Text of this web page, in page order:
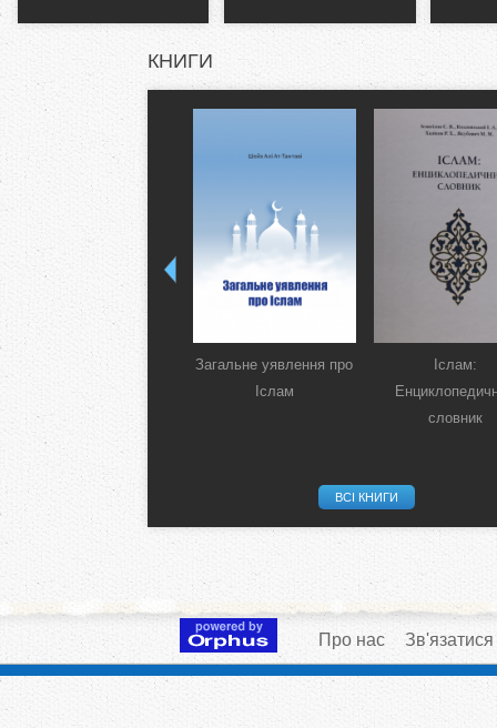
КНИГИ
Загальне уявлення про
Іслам
Іслам:
словник
ВСІ КНИГИ
Про нас